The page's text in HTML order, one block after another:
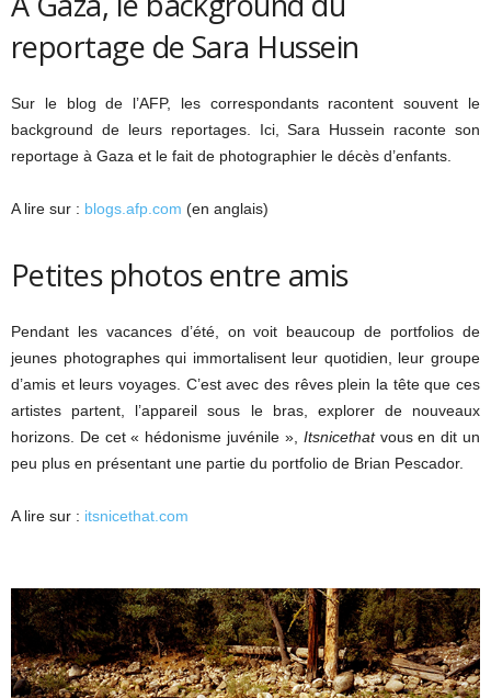
reportage de Sara Hussein
Sur le blog de l’AFP, les correspondants racontent souvent le
background de leurs reportages. Ici, Sara Hussein raconte son
reportage à Gaza et le fait de photographier le décès d’enfants.
A lire sur : blogs.afp.com (en anglais)
Petites photos entre amis
Pendant les vacances d’été, on voit beaucoup de portfolios de
jeunes photographes qui immortalisent leur quotidien, leur groupe
d’amis et leurs voyages. C’est avec des rêves plein la tête que ces
artistes partent, l’appareil sous le bras, explorer de nouveaux
horizons. De cet « hédonisme juvénile », Itsnicethatvous en dit un
peu plus en présentant une partie du portfolio de Brian Pescador.
A lire sur : itsnicethat.com